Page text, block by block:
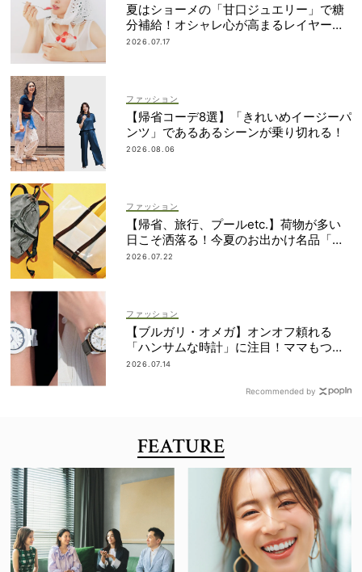
夏はショーメの「甘口ジュエリー」で糖
分補給！オシャレ心が高まるレイヤード
術
2026.07.17
ファッション
【帰省コーデ8選】「きれいめイージーパ
ンツ」であるあるシーンが乗り切れる！
2026.08.06
ファッション
【帰省、旅行、プールetc.】荷物が多い
日こそ洒落る！今夏のお出かけ名品「ト
ート＆リュック」５選
2026.07.22
ファッション
【ブルガリ・オメガ】オンオフ頼れる
「ハンサムな時計」に注目！ママもつけ
やすいサイズ感って？
2026.07.14
Recommended by
FEATURE